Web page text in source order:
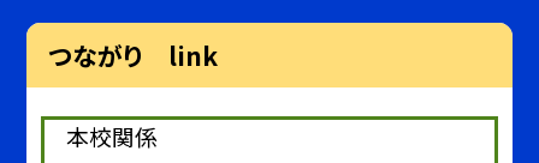
つながり link
本校関係